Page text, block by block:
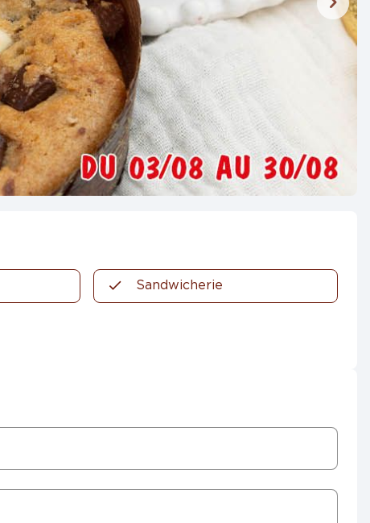
Sandwicherie